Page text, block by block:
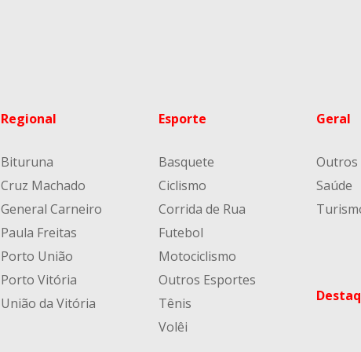
Regional
Bituruna
Cruz Machado
General Carneiro
Paula Freitas
Porto União
Porto Vitória
União da Vitória
Esporte
Basquete
Ciclismo
Corrida de Rua
Futebol
Motociclismo
Outros Esportes
Tênis
Volêi
Geral
Outros
Saúde